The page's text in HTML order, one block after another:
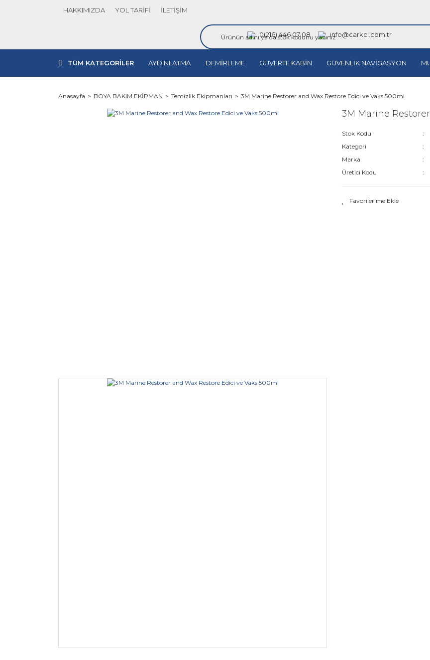
HAKKIMIZDA YOL TARİFİ İLETİŞİM
0(216) 446 07 08 info@carkci.com.tr
TÜM KATEGORİLER AYDINLATMA DEMİRLEME GÜVERTE KABİN GÜVENLİK NAVİGASYON
Anasayfa BOYA BAKIM EKİPMAN Temizlik Ekipmanları 3M Marine Restorer and Wax Restore Edici ve Vaks 500ml
3M Marine
Stok Kodu
Kategori
Marka
Üretici Kodu